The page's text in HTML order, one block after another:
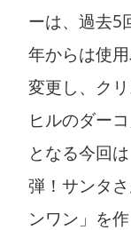
ーは、過去5
年からは使
変更し、ク
ヒルのダー
となる今回
弾！サンタ
ンワン」を